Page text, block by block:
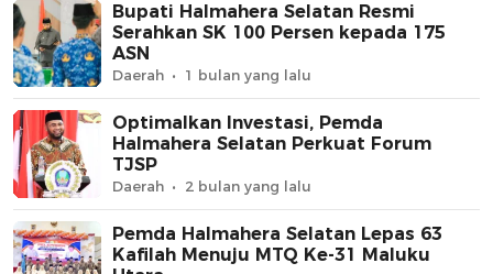
Bupati Halmahera Selatan Resmi
Serahkan SK 100 Persen kepada 175
ASN
Daerah 1 bulan yang lalu
Optimalkan Investasi, Pemda
Halmahera Selatan Perkuat Forum
TJSP
Daerah 2 bulan yang lalu
Pemda Halmahera Selatan Lepas 63
Kafilah Menuju MTQ Ke-31 Maluku